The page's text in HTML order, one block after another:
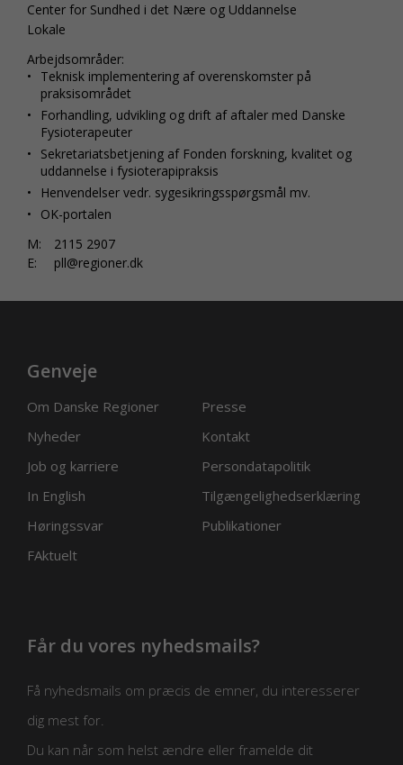
Center for Sundhed i det Nære og Uddannelse
Lokale
Arbejdsområder:
Teknisk implementering af overenskomster på
praksisområdet
Forhandling, udvikling og drift af aftaler med Danske
Fysioterapeuter
Sekretariatsbetjening af Fonden forskning, kvalitet og
uddannelse i fysioterapipraksis
Henvendelser vedr. sygesikringsspørgsmål mv.
OK-portalen
M:
2115 2907
E:
pll@regioner.dk
Genveje
Om Danske Regioner
Presse
Nyheder
Kontakt
Job og karriere
Persondatapolitik
In English
Tilgængelighedserklæring
Høringssvar
Publikationer
FAktuelt
Får du vores nyhedsmails?
Få nyhedsmails om præcis de emner, du interesserer
dig mest for.
Du kan når som helst ændre eller framelde dit